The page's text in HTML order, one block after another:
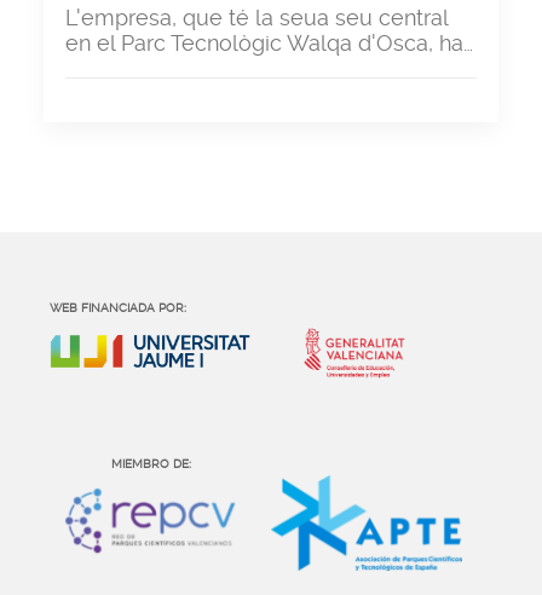
L'empresa, que té la seua seu central
en el Parc Tecnològic Walqa d'Osca, ha…
WEB FINANCIADA POR:
MIEMBRO DE: